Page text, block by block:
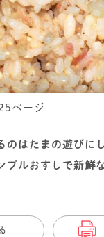
ページ
のはたまの遊びに
プルおすしで新鮮